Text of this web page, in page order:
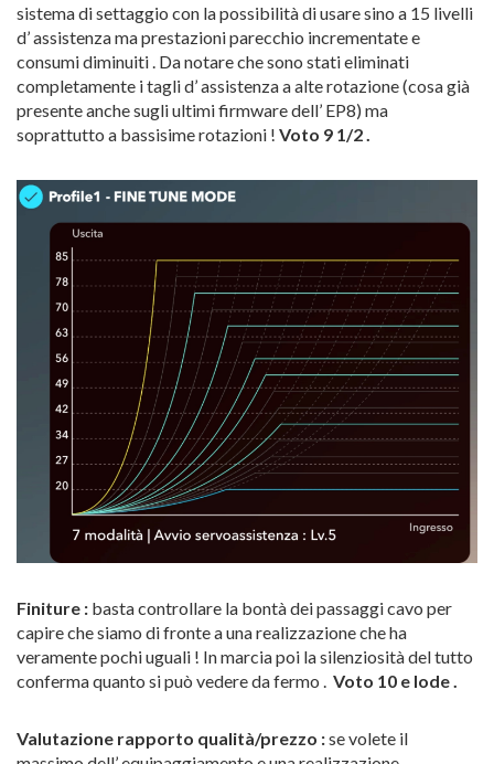
sistema di settaggio con la possibilità di usare sino a 15 livelli
d’ assistenza ma prestazioni parecchio incrementate e
consumi diminuiti . Da notare che sono stati eliminati
completamente i tagli d’ assistenza a alte rotazione (cosa già
presente anche sugli ultimi firmware dell’ EP8) ma
soprattutto a bassisime rotazioni ! Voto 9 1/2 .
Finiture : basta controllare la bontà dei passaggi cavo per
capire che siamo di fronte a una realizzazione che ha
veramente pochi uguali ! In marcia poi la silenziosità del tutto
conferma quanto si può vedere da fermo .
Voto 10 e lode .
Valutazione rapporto qualità/prezzo :se volete il